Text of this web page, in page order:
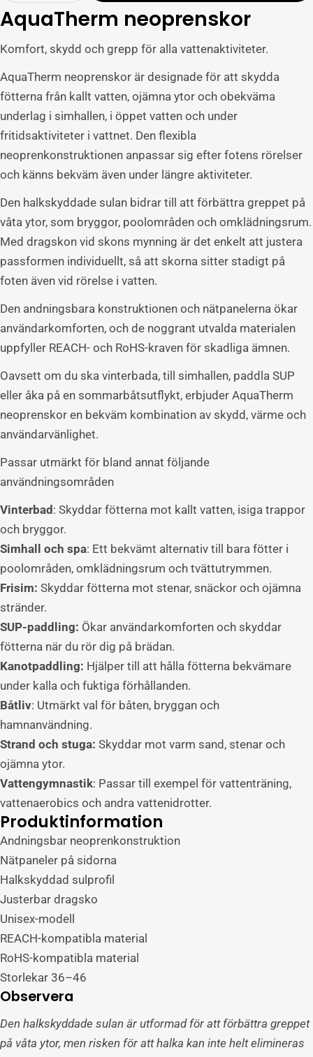
AquaTherm neoprenskor
Komfort, skydd och grepp för alla vattenaktiviteter.
AquaTherm neoprenskor är designade för att skydda
fötterna från kallt vatten, ojämna ytor och obekväma
underlag i simhallen, i öppet vatten och under
fritidsaktiviteter i vattnet. Den flexibla
neoprenkonstruktionen anpassar sig efter fotens rörelser
och känns bekväm även under längre aktiviteter.
Den halkskyddade sulan bidrar till att förbättra greppet på
våta ytor, som bryggor, poolområden och omklädningsrum.
Med dragskon vid skons mynning är det enkelt att justera
passformen individuellt, så att skorna sitter stadigt på
foten även vid rörelse i vatten.
Den andningsbara konstruktionen och nätpanelerna ökar
användarkomforten, och de noggrant utvalda materialen
uppfyller REACH- och RoHS-kraven för skadliga ämnen.
Oavsett om du ska vinterbada, till simhallen, paddla SUP
eller åka på en sommarbåtsutflykt, erbjuder AquaTherm
neoprenskor en bekväm kombination av skydd, värme och
användarvänlighet.
Passar utmärkt för bland annat följande
användningsområden
Vinterbad : Skyddar fötterna mot kallt vatten, isiga trappor
och bryggor.
Simhall och spa: Ett bekvämt alternativ till bara fötter i
poolområden, omklädningsrum och tvättutrymmen.
Frisim: Skyddar fötterna mot stenar, snäckor och ojämna
stränder.
SUP-paddling: Ökar användarkomforten och skyddar
fötterna när du rör dig på brädan.
Kanotpaddling: Hjälper till att hålla fötterna bekvämare
under kalla och fuktiga förhållanden.
Båtliv: Utmärkt val för båten, bryggan och
hamnanvändning.
Strand och stuga: Skyddar mot varm sand, stenar och
ojämna ytor.
Vattengymnastik: Passar till exempel för vattenträning,
vattenaerobics och andra vattenidrotter.
Produktinformation
Andningsbar neoprenkonstruktion
Nätpaneler på sidorna
Halkskyddad sulprofil
Justerbar dragsko
Unisex-modell
REACH-kompatibla material
RoHS-kompatibla material
Storlekar 36–46
Observera
Den halkskyddade sulan är utformad för att förbättra greppet
på våta ytor, men risken för att halka kan inte helt elimineras
Ställa en fråga
E-
post
Din
telefon
Ditt
meddelande
Fält markerade med en asterisk (*) är obligatoriska.
Skicka in en fråga